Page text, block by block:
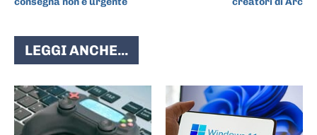
LEGGI ANCHE...